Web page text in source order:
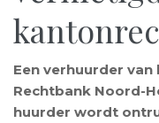
Een verhuurder
Rechtbank Noord-
huurder wordt